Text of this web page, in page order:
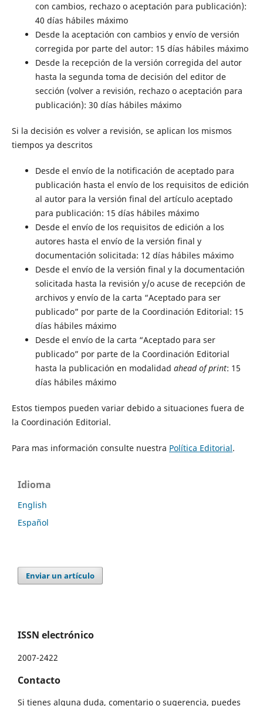
con cambios, rechazo o aceptación para publicación):
40 días hábiles máximo
Desde la aceptación con cambios y envío de versión
corregida por parte del autor: 15 días hábiles máximo
Desde la recepción de la versión corregida del autor
hasta la segunda toma de decisión del editor de
sección (volver a revisión, rechazo o aceptación para
publicación): 30 días hábiles máximo
Si la decisión es volver a revisión, se aplican los mismos
tiempos ya descritos
Desde el envío de la notificación de aceptado para
publicación hasta el envío de los requisitos de edición
al autor para la versión final del artículo aceptado
para publicación: 15 días hábiles máximo
Desde el envío de los requisitos de edición a los
autores hasta el envío de la versión final y
documentación solicitada: 12 días hábiles máximo
Desde el envío de la versión final y la documentación
solicitada hasta la revisión y/o acuse de recepción de
archivos y envío de la carta “Aceptado para ser
publicado” por parte de la Coordinación Editorial: 15
días hábiles máximo
Desde el envío de la carta “Aceptado para ser
publicado” por parte de la Coordinación Editorial
hasta la publicación en modalidad ahead of print: 15
días hábiles máximo
Estos tiempos pueden variar debido a situaciones fuera de
la Coordinación Editorial.
Para mas información consulte nuestra Política Editorial.
Idioma
English
Español
Enviar un artículo
ISSN electrónico
2007-2422
Contacto
Si tienes alguna duda, comentario o sugerencia, puedes